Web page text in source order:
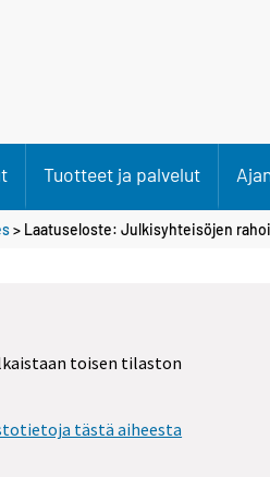
Tuotteet ja palvelut
> Laatuseloste: Julkisyhteisöjen
toisen tilaston
tästä aiheesta